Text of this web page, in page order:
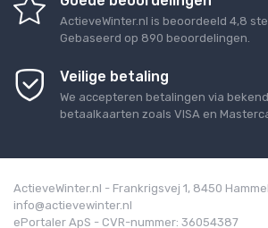
ActieveWinter.nl is beoordeeld 4,8
Gebaseerd op 890 beoordelingen.
Veilige betaling
We accepteren betalingen via
betaalkaarten zoals VISA en
ActieveWinter.nl - Frankrigsvej 1, 8450
info@actievewinter.nl
ePortaler ApS - CVR-nummer: 36054387